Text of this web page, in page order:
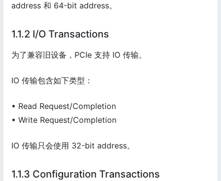
address 和 64-bit address。
1.1.2 I/O Transactions
为了兼容旧设备，PCIe 支持 IO 传输。
IO 传输包含如下类型：
• Read Request/Completion
• Write Request/Completion
IO 传输只会使用 32-bit address。
1.1.3 Configuration Transactions